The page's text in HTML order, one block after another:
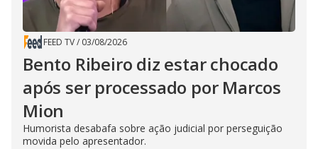
FEED TV/ 03/08/2026
Bento Ribeiro diz estar chocado
após ser processado por Marcos
Mion
Humorista desabafa sobre ação judicial por perseguição
movida pelo apresentador.